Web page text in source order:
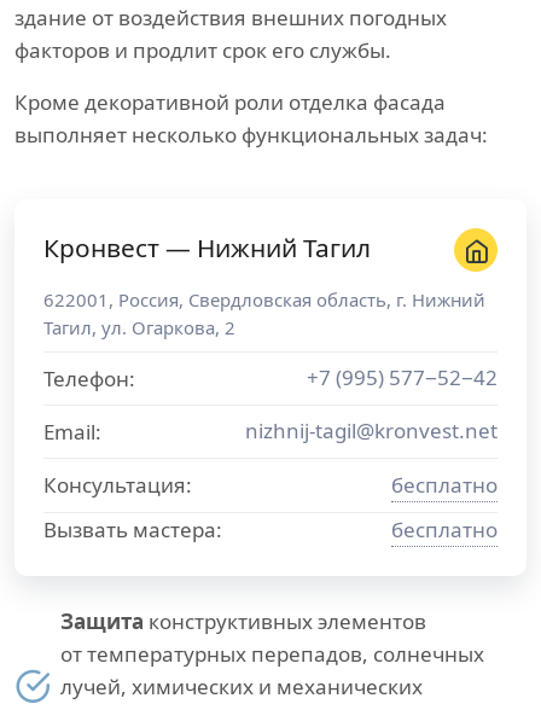
здание от воздействия внешних погодных
факторов и продлит срок его службы.
Кроме декоративной роли отделка фасада
выполняет несколько функциональных задач:
Кронвест — Нижний Тагил
622001 , Россия, Свердловская область, г. Нижний
Тагил, ул. Огаркова, 2
Телефон:
+7 (995) 577−52−42
Email:
nizhnij-tagil@kronvest.net
Консультация:
бесплатно
Вызвать мастера:
бесплатно
Защита конструктивных элементов
от температурных перепадов, солнечных
лучей, химических и механических